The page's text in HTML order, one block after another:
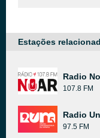
Estações
Radio
107.8 FM
Radio
97.5 FM